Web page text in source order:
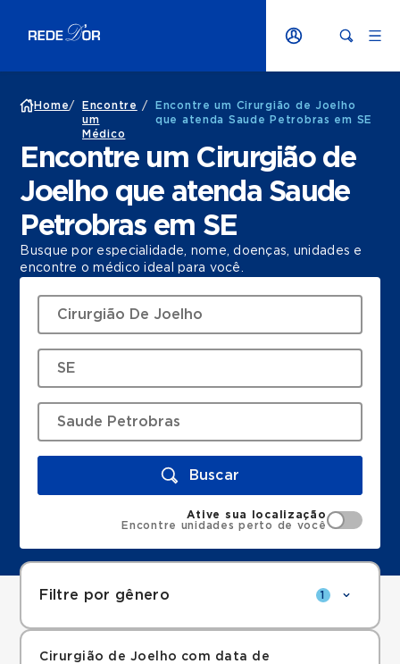
Home/
Encontre
um
Médico
/
Encontre um Cirurgião de Joelho
que atenda Saude Petrobras em SE
Encontre um Cirurgião de
Joelho que atenda Saude
Petrobras em SE
Busque por especialidade, nome, doenças, unidades e
encontre o médico ideal para você.
Buscar
Ative sua localização
Encontre unidades perto de você
Filtre por gênero 1
Cirurgião de Joelho com data de